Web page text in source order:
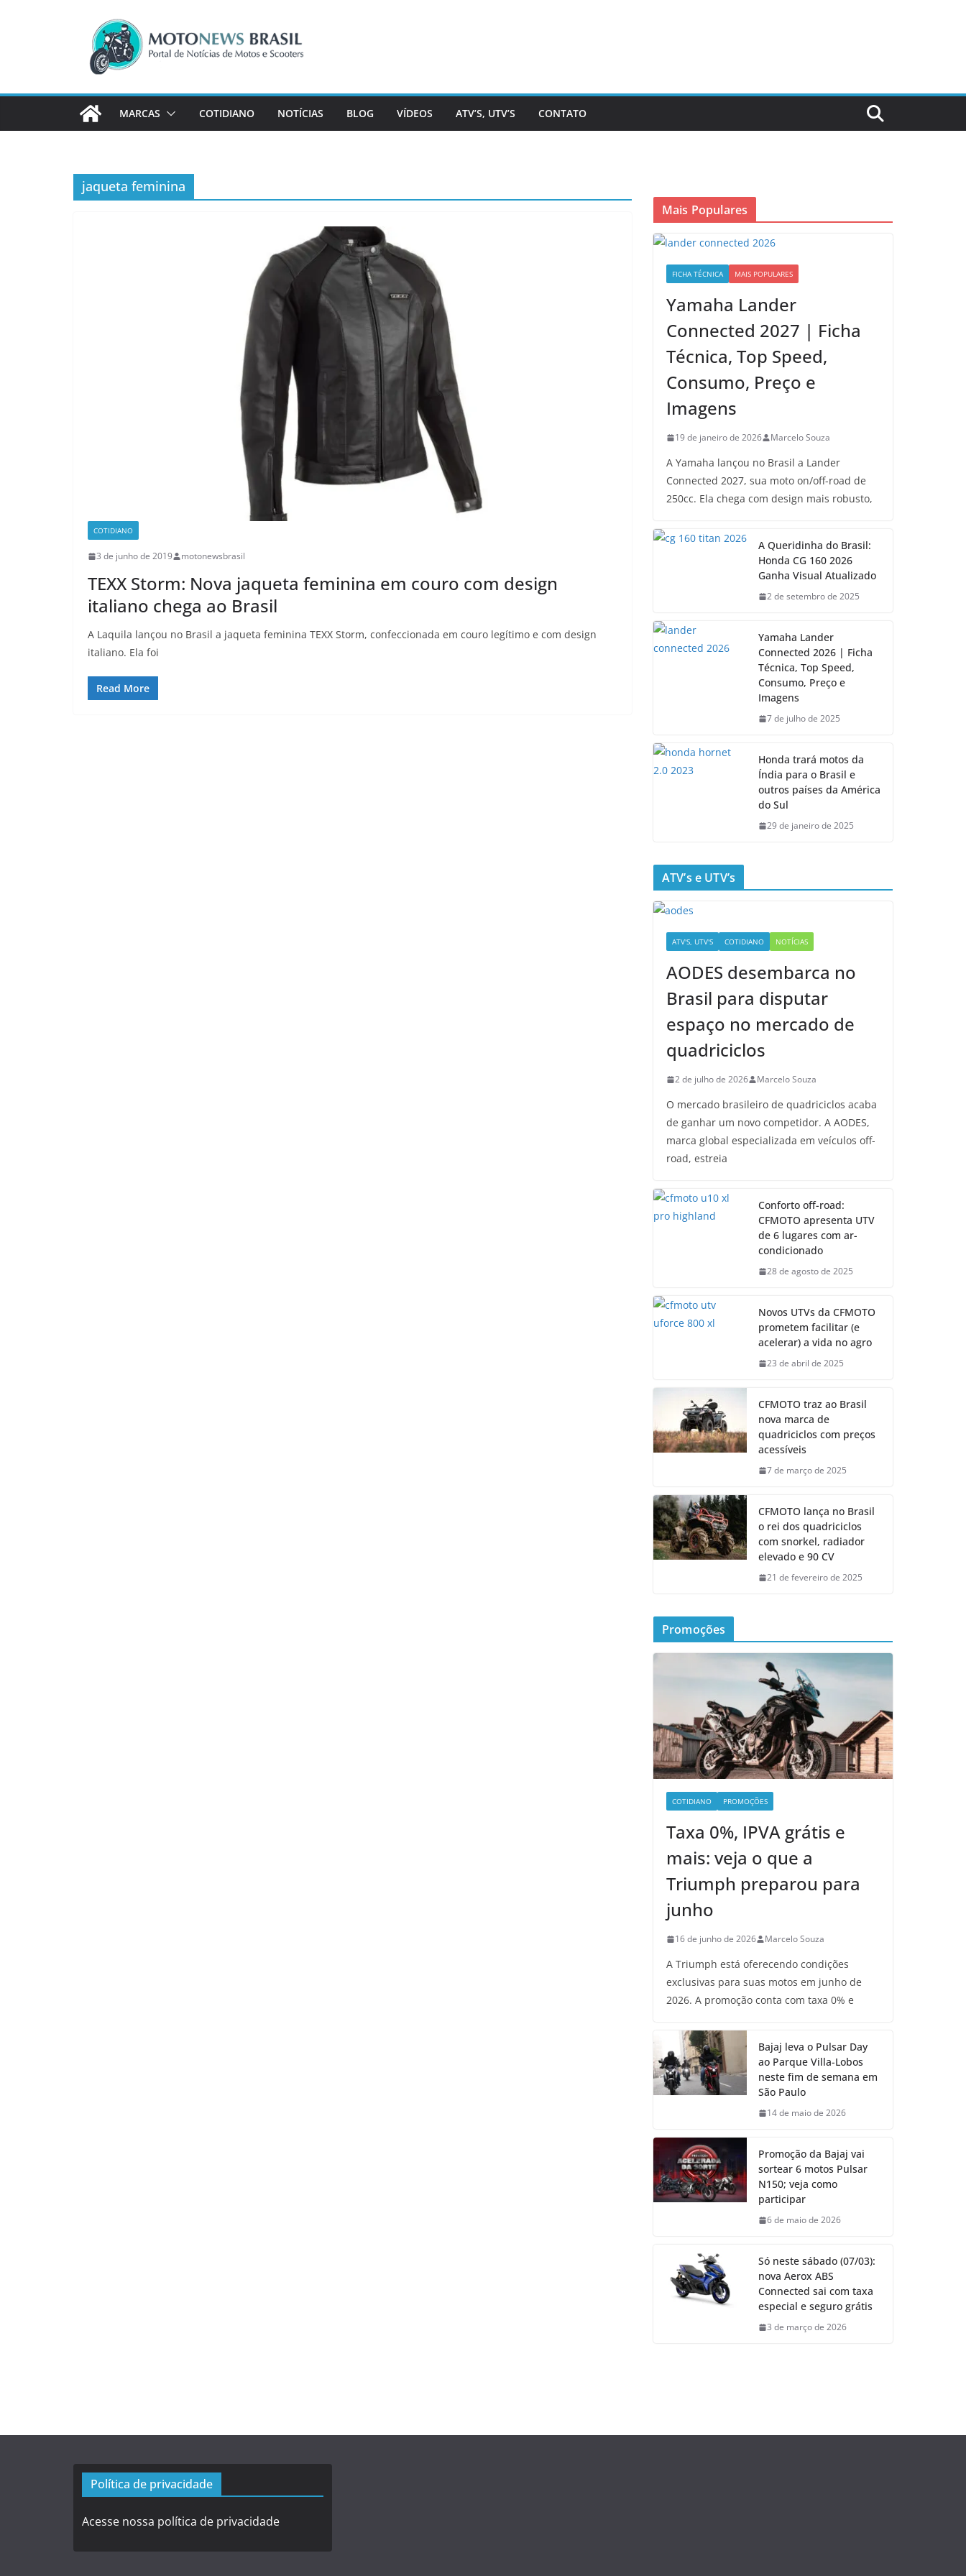
MARCAS COTIDIANO NOTÍCIAS BLOG VÍDEOS ATV’S, UTV’S CONTATO
jaqueta feminina
COTIDIANO
3 de junho de 2019 motonewsbrasil
TEXX Storm: Nova jaqueta feminina em couro com design
italiano chega ao Brasil
A Laquila lançou no Brasil a jaqueta feminina TEXX Storm, confeccionada em couro legítimo e com design
italiano. Ela foi
Read More
Mais Populares
FICHA TÉCNICA MAIS POPULARES
Yamaha Lander
Connected 2027 | Ficha
Técnica, Top Speed,
Consumo, Preço e
Imagens
19 de janeiro de 2026 Marcelo Souza
A Yamaha lançou no Brasil a Lander
Connected 2027, sua moto on/off-road de
250cc. Ela chega com design mais robusto,
A Queridinha do Brasil:
Honda CG 160 2026
Ganha Visual Atualizado
2 de setembro de 2025
Yamaha Lander
Connected 2026 | Ficha
Técnica, Top Speed,
Consumo, Preço e
Imagens
7 de julho de 2025
Honda trará motos da
Índia para o Brasil e
outros países da América
do Sul
29 de janeiro de 2025
ATV’s e UTV’s
ATV'S, UTV'S COTIDIANO NOTÍCIAS
AODES desembarca no
Brasil para disputar
espaço no mercado de
quadriciclos
2 de julho de 2026 Marcelo Souza
O mercado brasileiro de quadriciclos acaba
de ganhar um novo competidor. A AODES,
marca global especializada em veículos off-
road, estreia
Conforto off-road:
CFMOTO apresenta UTV
de 6 lugares com ar-
condicionado
28 de agosto de 2025
Novos UTVs da CFMOTO
prometem facilitar (e
acelerar) a vida no agro
23 de abril de 2025
CFMOTO traz ao Brasil
nova marca de
quadriciclos com preços
acessíveis
7 de março de 2025
CFMOTO lança no Brasil
o rei dos quadriciclos
com snorkel, radiador
elevado e 90 CV
21 de fevereiro de 2025
Promoções
COTIDIANO PROMOÇÕES
Taxa 0%, IPVA grátis e
mais: veja o que a
Triumph preparou para
junho
16 de junho de 2026 Marcelo Souza
A Triumph está oferecendo condições
exclusivas para suas motos em junho de
2026. A promoção conta com taxa 0% e
Bajaj leva o Pulsar Day
ao Parque Villa-Lobos
neste fim de semana em
São Paulo
14 de maio de 2026
Promoção da Bajaj vai
sortear 6 motos Pulsar
N150; veja como
participar
6 de maio de 2026
Só neste sábado (07/03):
nova Aerox ABS
Connected sai com taxa
especial e seguro grátis
3 de março de 2026
Política de privacidade
Acesse nossa política de privacidade